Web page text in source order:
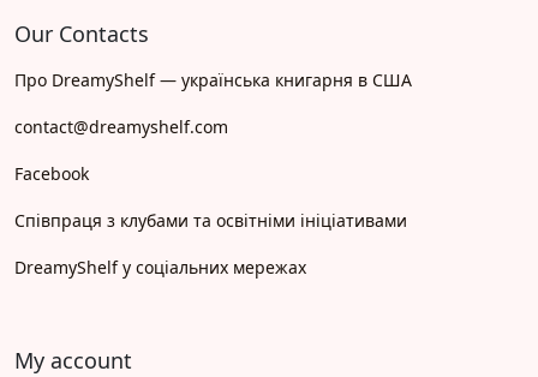
Our Contacts
Про DreamyShelf — українська книгарня в США
contact@dreamyshelf.com
Facebook
Співпраця з клубами та освітніми ініціативами
DreamyShelf у соціальних мережах
My account